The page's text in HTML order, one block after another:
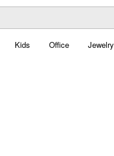
Kids Office Jewelry